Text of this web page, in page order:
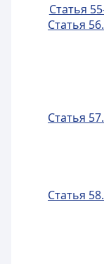
Статья
Статья
Статья
Статья